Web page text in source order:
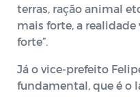
terras, ração animal
mais forte, a
forte”.
Já o vice-prefeito
fundamental, que é o